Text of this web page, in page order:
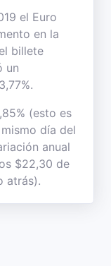
el Euro
en la
billete
un
(esto es
día del
anual
$22,30 de
atrás).